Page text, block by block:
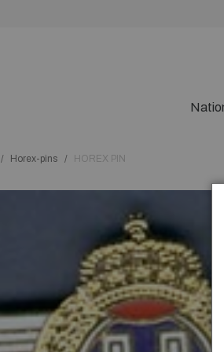
Horex-pins HOREX PIN